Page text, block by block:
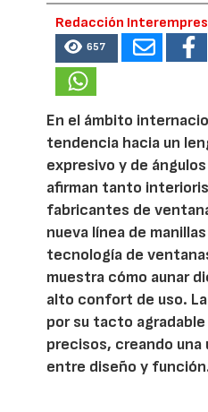
Redacción
657
En el ámbito
tendencia hacia un
expresivo y de
afirman tanto
fabricantes de
nueva línea de
tecnología de
muestra cómo aunar
alto confort de uso.
por su tacto
precisos, creando una
entre diseño y